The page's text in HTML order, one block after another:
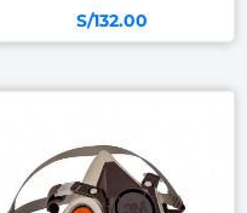
S/132.00